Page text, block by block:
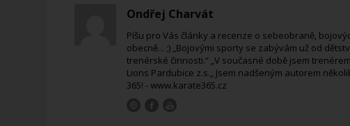
Ondřej Charvát
Píšu pro Vás články a recenze o sebeobraně,
obecně... ;) „Bojovými sporty se zabývám už od
trenérské činnosti.“ „V současné době jsem
Lions Pardubice z.s.„ Jsem nadšeným autorem
365! - www.karate365.cz